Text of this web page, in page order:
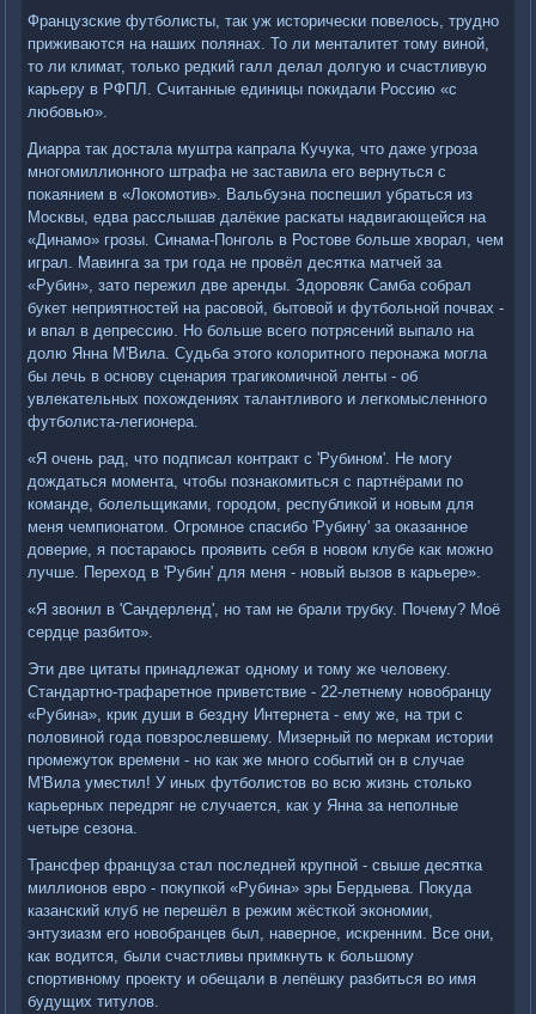
Французские футболисты, так уж исторически повелось, трудно
приживаются на наших полянах. То ли менталитет тому виной,
то ли климат, только редкий галл делал долгую и счастливую
карьеру в РФПЛ. Считанные единицы покидали Россию «с
любовью».
Диарра так достала муштра капрала Кучука, что даже угроза
многомиллионного штрафа не заставила его вернуться с
покаянием в «Локомотив». Вальбуэна поспешил убраться из
Москвы, едва расслышав далёкие раскаты надвигающейся на
«Динамо» грозы. Синама-Понголь в Ростове больше хворал, чем
играл. Мавинга за три года не провёл десятка матчей за
«Рубин», зато пережил две аренды. Здоровяк Самба собрал
букет неприятностей на расовой, бытовой и футбольной почвах -
и впал в депрессию. Но больше всего потрясений выпало на
долю Янна М'Вила. Судьба этого колоритного перонажа могла
бы лечь в основу сценария трагикомичной ленты - об
увлекательных похождениях талантливого и легкомысленного
футболиста-легионера.
«Я очень рад, что подписал контракт с 'Рубином'. Не могу
дождаться момента, чтобы познакомиться с партнёрами по
команде, болельщиками, городом, республикой и новым для
меня чемпионатом. Огромное спасибо 'Рубину' за оказанное
доверие, я постараюсь проявить себя в новом клубе как можно
лучше. Переход в 'Рубин' для меня - новый вызов в карьере».
«Я звонил в 'Сандерленд', но там не брали трубку. Почему? Моё
сердце разбито».
Эти две цитаты принадлежат одному и тому же человеку.
Стандартно-трафаретное приветствие - 22-летнему новобранцу
«Рубина», крик души в бездну Интернета - ему же, на три с
половиной года повзрослевшему. Мизерный по меркам истории
промежуток времени - но как же много событий он в случае
М'Вила уместил! У иных футболистов во всю жизнь столько
карьерных передряг не случается, как у Янна за неполные
четыре сезона.
Трансфер француза стал последней крупной - свыше десятка
миллионов евро - покупкой «Рубина» эры Бердыева. Покуда
казанский клуб не перешёл в режим жёсткой экономии,
энтузиазм его новобранцев был, наверное, искренним. Все они,
как водится, были счастливы примкнуть к большому
спортивному проекту и обещали в лепёшку разбиться во имя
будущих титулов.